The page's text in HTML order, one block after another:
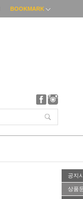
공지
상품
BOOKMARK